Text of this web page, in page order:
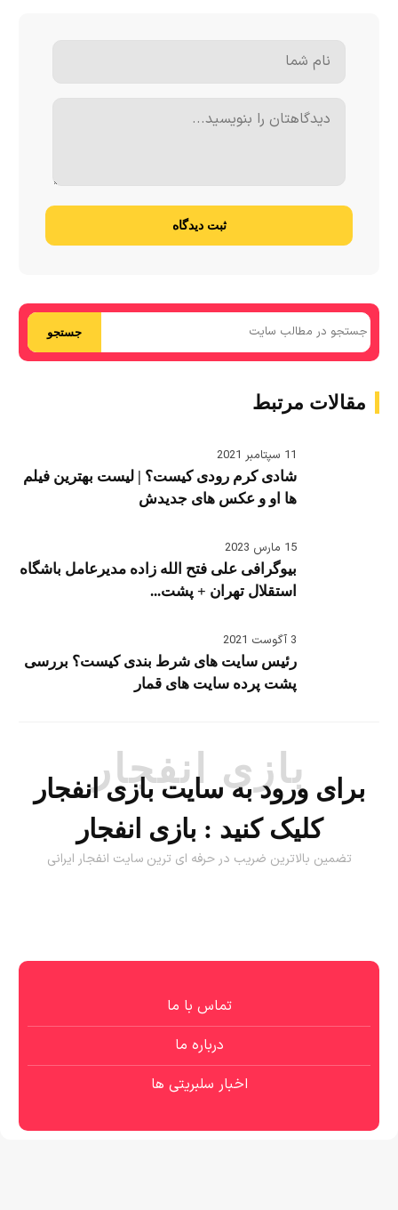
ثبت دیدگاه
جستجو
مقالات مرتبط
11 سپتامبر 2021
شادی کرم رودی کیست؟ | لیست بهترین فیلم
ها او و عکس های جدیدش
15 مارس 2023
بیوگرافی علی فتح الله زاده مدیرعامل باشگاه
استقلال تهران + پشت...
3 آگوست 2021
رئیس سایت های شرط بندی کیست؟ بررسی
پشت پرده سایت های قمار
بازی انفجار
برای ورود به سایت بازی انفجار
کلیک کنید : بازی انفجار
تضمین بالاترین ضریب در حرفه ای ترین سایت انفجار ایرانی
تماس با ما
درباره ما
اخبار سلبریتی ها